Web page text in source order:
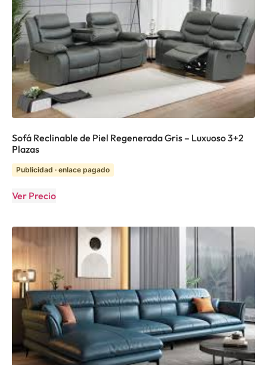
Sofá Reclinable de Piel Regenerada Gris – Luxuoso 3+2
Plazas
Publicidad · enlace pagado
Ver Precio